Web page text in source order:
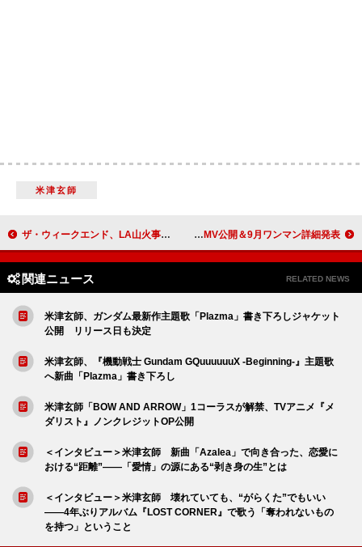
米津玄師
ザ・ウィークエンド、LA山火事の救援活動に約1億5600万円を寄付 NakamuraEmi、新曲「MICHIKUSA」MV公開＆9月ワンマン詳細発表
関連ニュース RELATED NEWS
米津玄師、ガンダム最新作主題歌「Plazma」書き下ろしジャケット
公開 リリース日も決定
米津玄師、『機動戦士 Gundam GQuuuuuuX -Beginning-』主題歌
へ新曲「Plazma」書き下ろし
米津玄師「BOW AND ARROW」1コーラスが解禁、TVアニメ『メ
ダリスト』ノンクレジットOP公開
＜インタビュー＞米津玄師 新曲「Azalea」で向き合った、恋愛に
おける“距離”――「愛情」の源にある“剥き身の生”とは
＜インタビュー＞米津玄師 壊れていても、“がらくた”でもいい
――4年ぶりアルバム『LOST CORNER』で歌う「奪われないもの
を持つ」ということ